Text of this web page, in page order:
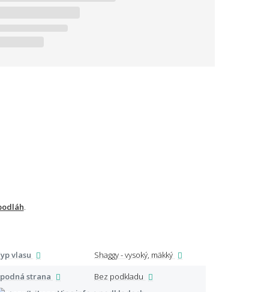
Typ vlasu
Shaggy - vysoký, mäkký
Spodná strana
Bez podkladu